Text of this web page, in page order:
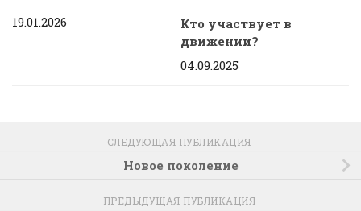
19.01.2026
Кто участвует в
движении?
04.09.2025
СЛЕДУЮЩАЯ ПУБЛИКАЦИЯ
Новое поколение
ПРЕДЫДУЩАЯ ПУБЛИКАЦИЯ